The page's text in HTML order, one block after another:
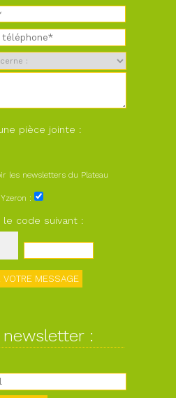
pièce jointe :
les newsletters du Plateau
:
le code suivant :
newsletter :